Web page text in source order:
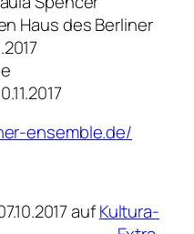
Haus des Berliner
ensemble.de/
aufKultura-